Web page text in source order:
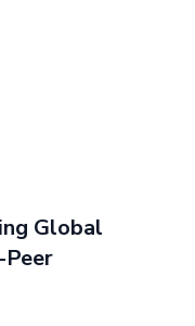
Global